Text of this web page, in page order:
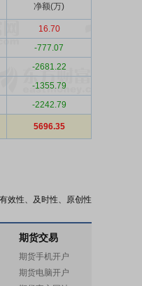
净额(万)
16.70
-777.07
-2681.22
-1355.79
-2242.79
5696.35
效性、及时性、原创性